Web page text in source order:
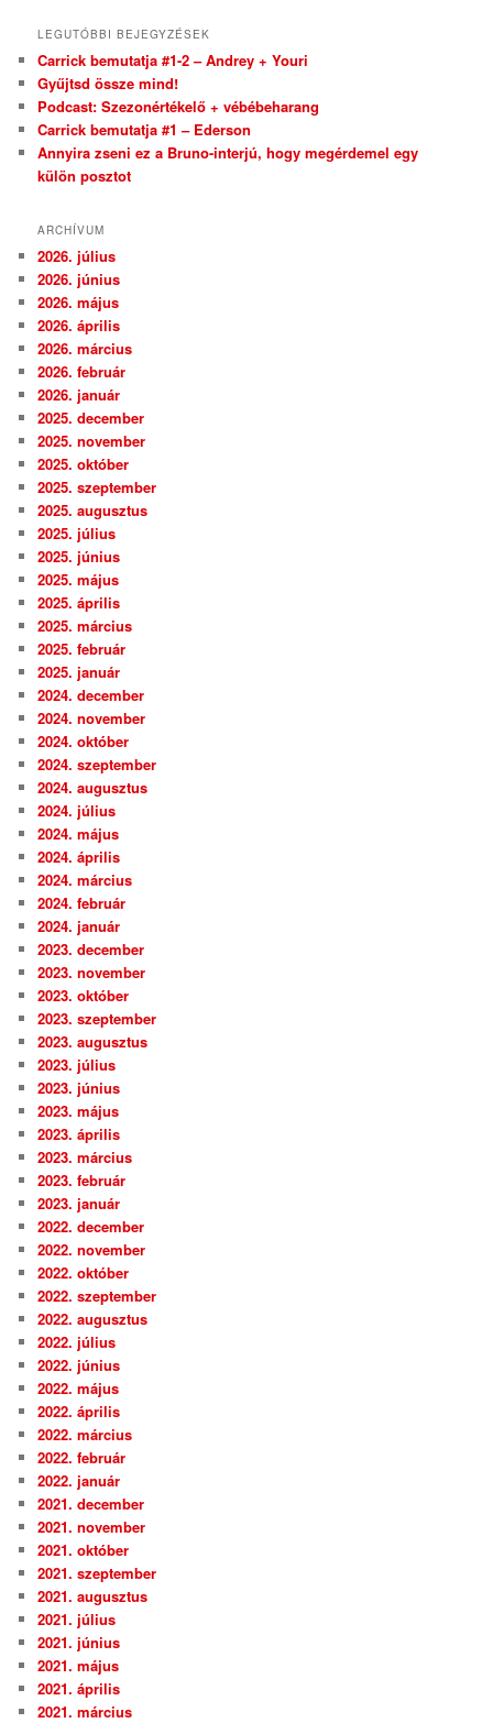
LEGUTÓBBI BEJEGYZÉSEK
Carrick bemutatja #1-2 – Andrey + Youri
Gyűjtsd össze mind!
Podcast: Szezonértékelő + vébébeharang
Carrick bemutatja #1 – Ederson
Annyira zseni ez a Bruno-interjú, hogy megérdemel egy
külön posztot
ARCHÍVUM
2026. július
2026. június
2026. május
2026. április
2026. március
2026. február
2026. január
2025. december
2025. november
2025. október
2025. szeptember
2025. augusztus
2025. július
2025. június
2025. május
2025. április
2025. március
2025. február
2025. január
2024. december
2024. november
2024. október
2024. szeptember
2024. augusztus
2024. július
2024. május
2024. április
2024. március
2024. február
2024. január
2023. december
2023. november
2023. október
2023. szeptember
2023. augusztus
2023. július
2023. június
2023. május
2023. április
2023. március
2023. február
2023. január
2022. december
2022. november
2022. október
2022. szeptember
2022. augusztus
2022. július
2022. június
2022. május
2022. április
2022. március
2022. február
2022. január
2021. december
2021. november
2021. október
2021. szeptember
2021. augusztus
2021. július
2021. június
2021. május
2021. április
2021. március